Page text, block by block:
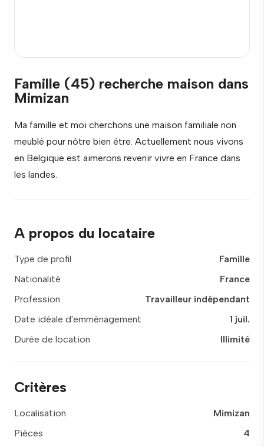
Famille (45) recherche maison dans
Mimizan
Ma famille et moi cherchons une maison familiale non
meublé pour nôtre bien être. Actuellement nous vivons
en Belgique est aimerons revenir vivre en France dans
les landes.
A propos du locataire
Type de profil
Famille
Nationalité
France
Profession
Travailleur indépendant
Date idéale d'emménagement
1 juil.
Durée de location
Illimité
Critères
Localisation
Mimizan
Pièces
4